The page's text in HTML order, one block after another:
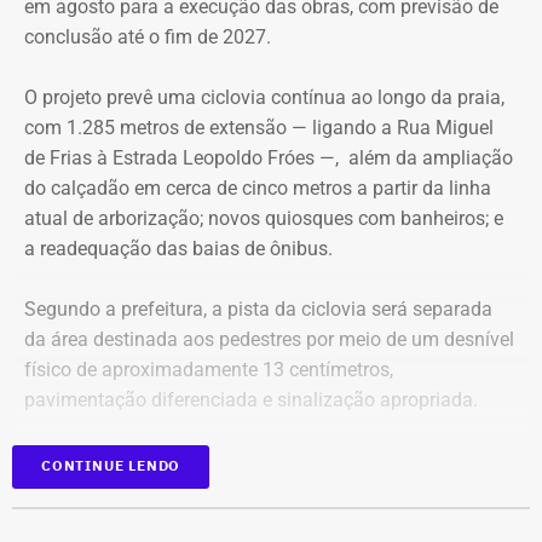
e se pergunta onde errou. Ao mesmo tempo, o transeunte
interpretados por um tal Dr. Simão Bacamarte, que não
hesitará em levar o desavisado para uma internação
compulsória. Na mente de Nireu, os personagens de um
dos maiores escritores brasileiros de todos os tempos,
Machado de Assis, passeiam por aí, a clamar, como
fantasmas, um caminho delimitado por “templos” onde o
em agosto para a execução das obras, com previsão de
conclusão até o fim de 2027.
O projeto prevê uma ciclovia contínua ao longo da praia,
com 1.285 metros de extensão — ligando a Rua Miguel
de Frias à Estrada Leopoldo Fróes —, além da ampliação
do calçadão em cerca de cinco metros a partir da linha
atual de arborização; novos quiosques com banheiros; e
a readequação das baias de ônibus.
Segundo a prefeitura, a pista da ciclovia será separada
da área destinada aos pedestres por meio de um desnível
físico de aproximadamente 13 centímetros,
pavimentação diferenciada e sinalização apropriada.
Junto à faixa de areia, também será criada uma faixa lisa
de granito com 1,5 metro de largura, destinada à
CONTINUE LENDO